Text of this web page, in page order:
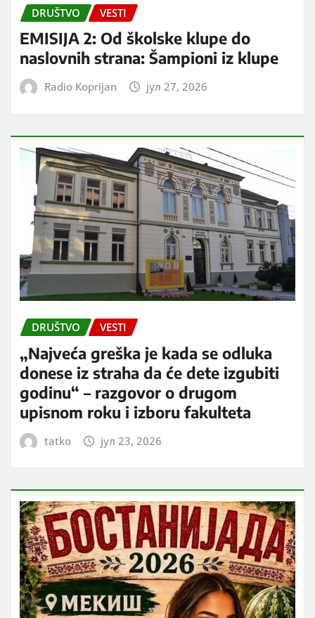
DRUŠTVO VESTI
EMISIJA 2: Od školske klupe do
naslovnih strana: Šampioni iz klupe
Radio Koprijan јул 27, 2026
DRUŠTVO VESTI
„Najveća greška je kada se odluka
donese iz straha da će dete izgubiti
godinu“ – razgovor o drugom
upisnom roku i izboru fakulteta
tatko јул 23, 2026